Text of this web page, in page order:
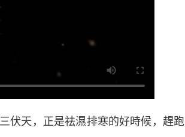
天，正是祛濕排寒的好時候，趕跑